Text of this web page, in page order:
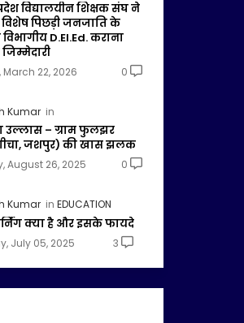
विद्यालयीन शिक्षक संघ ने
विशेष पिछड़ी जनजाति के
D.El.Ed. कराना
22, 2026 0
Kumar
उल्लास – ग्राम फुलझर
जशपुर) की खास झलक
August 26, 2025 0
Kumar EDUCATION
क्या है और इसके फायदे
July 05, 2025 3